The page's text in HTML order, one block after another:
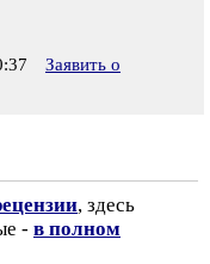
Заявить о
, здесь
- в полном